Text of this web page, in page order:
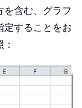
含む、グラフ
定することをお